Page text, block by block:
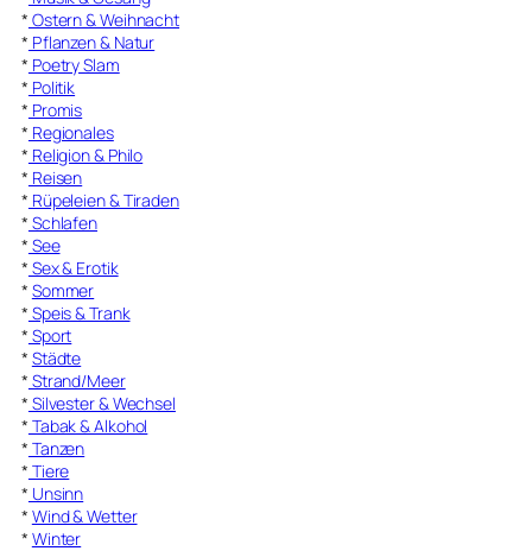
* Ostern & Weihnacht
* Pflanzen & Natur
* Poetry Slam
* Politik
* Promis
* Regionales
* Religion & Philo
* Reisen
* Rüpeleien & Tiraden
* Schlafen
* See
* Sex & Erotik
* Sommer
* Speis & Trank
* Sport
* Städte
* Strand/Meer
* Silvester & Wechsel
* Tabak & Alkohol
* Tanzen
* Tiere
* Unsinn
* Wind & Wetter
* Winter